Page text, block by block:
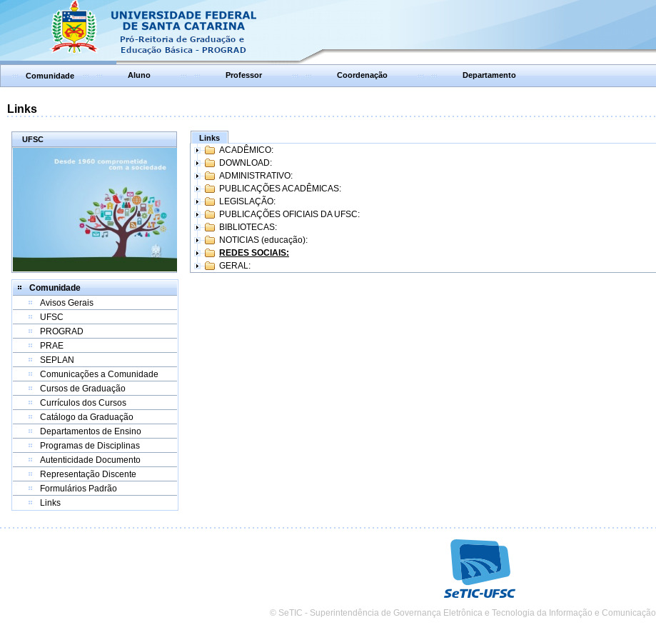
Comunidade Aluno Professor Coordenação Departamento
Links
UFSC
Comunidade
Avisos Gerais
UFSC
PROGRAD
PRAE
SEPLAN
Comunicações a Comunidade
Cursos de Graduação
Currículos dos Cursos
Catálogo da Graduação
Departamentos de Ensino
Programas de Disciplinas
Autenticidade Documento
Representação Discente
Formulários Padrão
Links
Links
ACADÊMICO:
DOWNLOAD:
ADMINISTRATIVO:
PUBLICAÇÕES ACADÊMICAS:
LEGISLAÇÃO:
PUBLICAÇÕES OFICIAIS DA UFSC:
BIBLIOTECAS:
NOTICIAS (educação):
REDES SOCIAIS:
GERAL:
© SeTIC - Superintendência de Governança Eletrônica e Tecnologia da Informação e Comunicação